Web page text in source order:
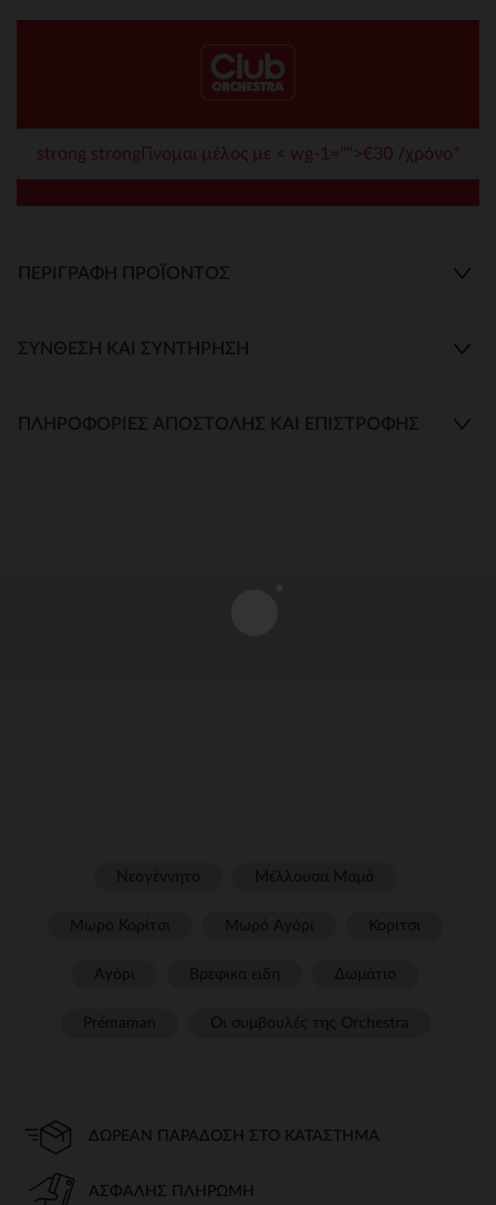
strong strongΓίνομαι μέλος με < wg-1="">€30 /χρόνο*
ΠΕΡΙΓΡΑΦΉ ΠΡΟΪΌΝΤΟΣ
ΣΎΝΘΕΣΗ ΚΑΙ ΣΥΝΤΉΡΗΣΗ
ΠΛΗΡΟΦΟΡΊΕΣ ΑΠΟΣΤΟΛΉΣ ΚΑΙ ΕΠΙΣΤΡΟΦΉΣ
ΔΩΡΕΆΝ ΠΑΡΆΔΟΣΗ ΣΤΟ ΚΑΤΆΣΤΗΜΑ
ΑΣΦΑΛΉΣ ΠΛΗΡΩΜΉ